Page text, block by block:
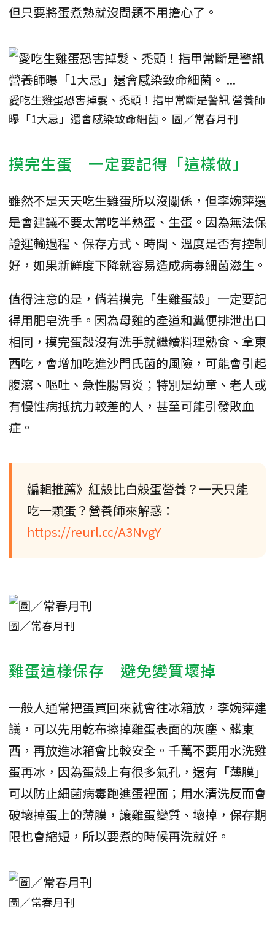
但只要將蛋煮熟就沒問題不用擔心了。
愛吃生雞蛋恐害掉髮、禿頭！指甲常斷是警訊 營養師
曝「1大忌」還會感染致命細菌。 圖／常春月刊
摸完生蛋 一定要記得「這樣做」
雖然不是天天吃生雞蛋所以沒關係，但李婉萍還
是會建議不要太常吃半熟蛋、生蛋。因為無法保
證運輸過程、保存方式、時間、溫度是否有控制
好，如果新鮮度下降就容易造成病毒細菌滋生。
值得注意的是，倘若摸完「生雞蛋殼」一定要記
得用肥皂洗手。因為母雞的產道和糞便排泄出口
相同，摸完蛋殼沒有洗手就繼續料理熟食、拿東
西吃，會增加吃進沙門氏菌的風險，可能會引起
腹瀉、嘔吐、急性腸胃炎；特別是幼童、老人或
有慢性病抵抗力較差的人，甚至可能引發敗血
症。
編輯推薦》紅殼比白殼蛋營養？一天只能
吃一顆蛋？營養師來解惑：
https://reurl.cc/A3NvgY
圖／常春月刊
雞蛋這樣保存 避免變質壞掉
一般人通常把蛋買回來就會往冰箱放，李婉萍建
議，可以先用乾布擦掉雞蛋表面的灰塵、髒東
西，再放進冰箱會比較安全。千萬不要用水洗雞
蛋再冰，因為蛋殼上有很多氣孔，還有「薄膜」
可以防止細菌病毒跑進蛋裡面；用水清洗反而會
破壞掉蛋上的薄膜，讓雞蛋變質、壞掉，保存期
限也會縮短，所以要煮的時候再洗就好。
圖／常春月刊